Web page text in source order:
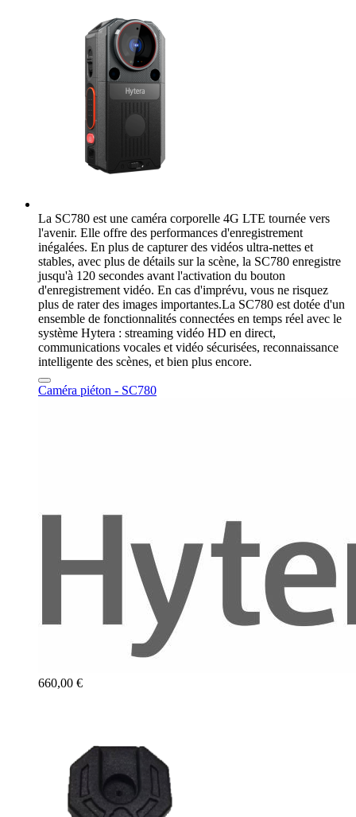
La SC780 est une caméra corporelle 4G LTE tournée vers
l'avenir. Elle offre des performances d'enregistrement
inégalées. En plus de capturer des vidéos ultra-nettes et
stables, avec plus de détails sur la scène, la SC780 enregistre
jusqu'à 120 secondes avant l'activation du bouton
d'enregistrement vidéo. En cas d'imprévu, vous ne risquez
plus de rater des images importantes.La SC780 est dotée d'un
ensemble de fonctionnalités connectées en temps réel avec le
système Hytera : streaming vidéo HD en direct,
communications vocales et vidéo sécurisées, reconnaissance
intelligente des scènes, et bien plus encore.
Caméra piéton - SC780
660,00 €